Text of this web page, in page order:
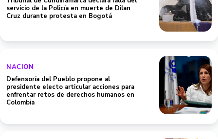
servicio de la Policía en muerte de Dilan
Cruz durante protesta en Bogotá
NACION
Defensoría del Pueblo propone al
presidente electo articular acciones para
enfrentar retos de derechos humanos en
Colombia